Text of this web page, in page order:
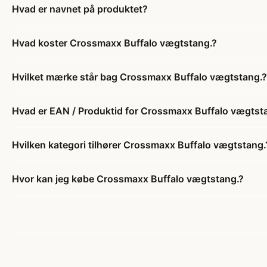
Hvad er navnet på produktet?
Hvad koster Crossmaxx Buffalo vægtstang.?
Hvilket mærke står bag Crossmaxx Buffalo vægtstang.?
Hvad er EAN / Produktid for Crossmaxx Buffalo
Hvilken kategori tilhører Crossmaxx Buffalo
Hvor kan jeg købe Crossmaxx Buffalo vægtstang.?